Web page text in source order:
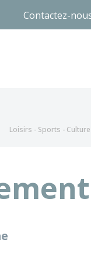
Contactez-
Loisirs - Sports - Culture